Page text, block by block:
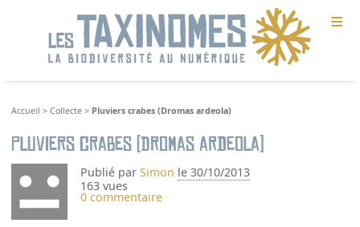
≡
Accueil >Collecte > Pluviers crabes (Dromas ardeola)
Pluviers crabes (Dromas ardeola)
Publié parSimon le 30/10/2013
163 vues
0 commentaire